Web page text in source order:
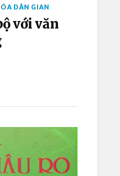
DÂN GIAN
với văn